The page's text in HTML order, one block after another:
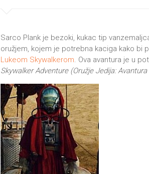
Sarco Plank je bezoki, kukac tip
oružjem, kojem je potrebna kaciga kako bi
Lukeom Skywalkerom. Ova avantura je u
Skywalker Adventure (Oružje Jedija: